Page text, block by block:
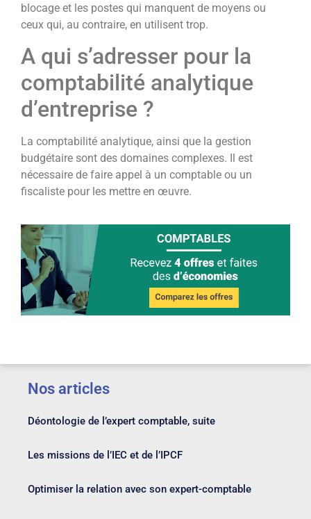
blocage et les postes qui manquent de moyens ou
ceux qui, au contraire, en utilisent trop.
A qui s’adresser pour la
comptabilité analytique
d’entreprise ?
La comptabilité analytique, ainsi que la gestion
budgétaire sont des domaines complexes. Il est
nécessaire de faire appel à un comptable ou un
fiscaliste pour les mettre en œuvre.
Nos articles
Déontologie de l’expert comptable, suite
Les missions de l’IEC et de l’IPCF
Optimiser la relation avec son expert-comptable